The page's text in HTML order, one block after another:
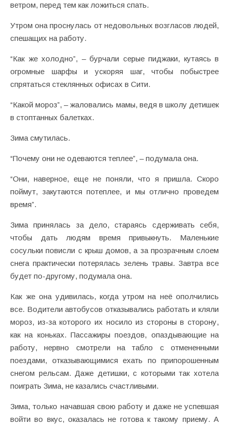
ветром, перед тем как ложиться спать.
Утром она проснулась от недовольных возгласов людей,
спешащих на работу.
“Как же холодно”, – бурчали серые пиджаки, кутаясь в
огромные шарфы и ускоряя шаг, чтобы побыстрее
спрятаться стеклянных офисах в Cити.
“Какой мороз”, – жаловались мамы, ведя в школу детишек
в стоптанных балетках.
Зима смутилась.
“Почему они не одеваются теплее”, – подумала она.
“Они, наверное, еще не поняли, что я пришла. Скоро
поймут, закутаются потеплее, и мы отлично проведем
время”.
Зима принялась за дело, стараясь сдерживать себя,
чтобы дать людям время привыкнуть. Маленькие
сосульки повисли с крыш домов, а за прозрачным слоем
снега практически потерялась зелень травы. Завтра все
будет по-другому, подумала она.
Как же она удивилась, когда утром на неё ополчились
все. Водители автобусов отказывались работать и кляли
мороз, из-за которого их носило из стороны в сторону,
как на коньках. Пассажиры поездов, опаздывающие на
работу, нервно смотрели на табло с отмененными
поездами, отказывающимися ехать по припорошенным
снегом рельсам. Даже детишки, c которыми так хотела
поиграть Зима, не казались счастливыми.
Зима, только начавшая свою работу и даже не успевшая
войти во вкус, оказалась не готова к такому приему. А